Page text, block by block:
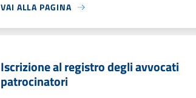
VAI ALLA PAGINA
Iscrizione al registro degli avvocati
patrocinatori